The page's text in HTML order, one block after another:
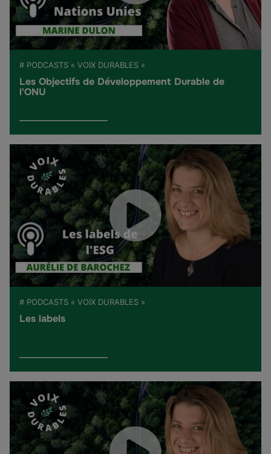
# PODCASTS « VOIX DURABLES »
Les Objectifs de Développement Durable de
l'ONU
# PODCASTS « VOIX DURABLES »
Les labels